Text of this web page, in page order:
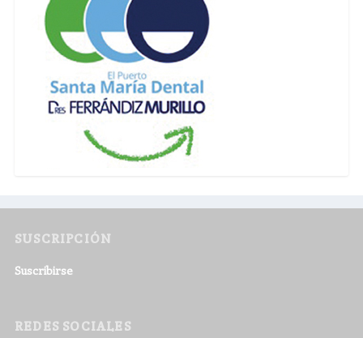
SUSCRIPCIÓN
Suscribirse
REDES SOCIALES